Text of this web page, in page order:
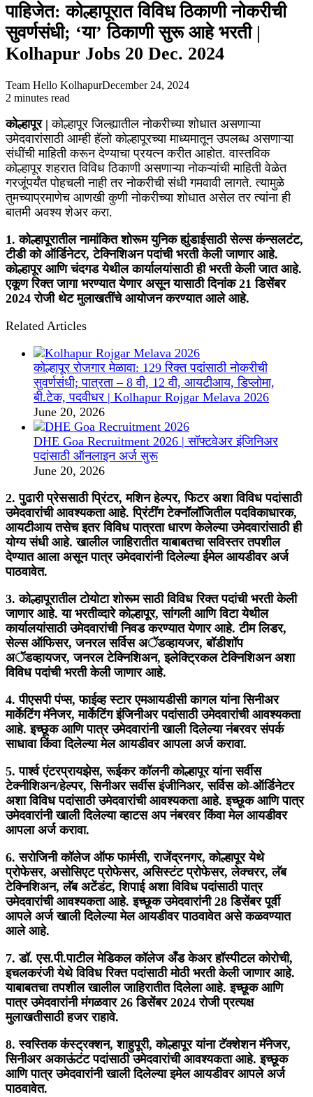
पाहिजेत: कोल्हापूरात विविध ठिकाणी नोकरीची
सुवर्णसंधी; ‘या’ ठिकाणी सुरू आहे भरती |
Kolhapur Jobs 20 Dec. 2024
Team Hello KolhapurDecember 24, 2024
2 minutes read
कोल्हापूर | कोल्हापूर जिल्ह्यातील नोकरीच्या शोधात असणाऱ्या
उमेदवारांसाठी आम्ही हॅलो कोल्हापूरच्या माध्यमातून उपलब्ध असणाऱ्या
संधींची माहिती करून देण्याचा प्रयत्न करीत आहोत. वास्तविक
कोल्हापूर शहरात विविध ठिकाणी असणाऱ्या नोकऱ्यांची माहिती वेळेत
गरजूंपर्यंत पोहचली नाही तर नोकरीची संधी गमवावी लागते. त्यामुळे
तुमच्याप्रमाणेच आणखी कुणी नोकरीच्या शोधात असेल तर त्यांना ही
बातमी अवश्य शेअर करा.
1. कोल्हापूरातील नामांकित शोरूम युनिक ह्युंडाईसाठी सेल्स कंन्सलटंट,
टीडी को ऑर्डिनेटर, टेक्निशिअन पदांची भरती केली जाणार आहे.
कोल्हापूर आणि चंदगड येथील कार्यालयांसाठी ही भरती केली जात आहे.
एकूण रिक्त जागा भरण्यात येणार असून यासाठी दिनांक 21 डिसेंबर
2024 रोजी थेट मुलाखतींचे आयोजन करण्यात आले आहे.
Related Articles
कोल्हापूर रोजगार मेळावा: 129 रिक्त पदांसाठी नोकरीची
सुवर्णसंधी; पात्रता – 8 वी, 12 वी, आयटीआय, डिप्लोमा,
बी.टेक, पदवीधर | Kolhapur Rojgar Melava 2026
June 20, 2026
DHE Goa Recruitment 2026 | सॉफ्टवेअर इंजिनिअर
पदांसाठी ऑनलाइन अर्ज सुरू
June 20, 2026
2. पुढारी प्रेससाठी प्रिंटर, मशिन हेल्पर, फिटर अशा विविध पदांसाठी
उमेदवारांची आवश्यकता आहे. प्रिंटींग टेक्नॉलॉजितील पदविकाधारक,
आयटीआय तसेच इतर विविध पात्रता धारण केलेल्या उमेदवारांसाठी ही
योग्य संधी आहे. खालील जाहिरातीत याबाबतचा सविस्तर तपशील
देण्यात आला असून पात्र उमेदवारांनी दिलेल्या ईमेल आयडीवर अर्ज
पाठवावेत.
3. कोल्हापूरातील टोयोटा शोरूम साठी विविध रिक्त पदांची भरती केली
जाणार आहे. या भरतीव्दारे कोल्हापूर, सांगली आणि विटा येथील
कार्यालयांसाठी उमेदवारांची निवड करण्यात येणार आहे. टीम लिडर,
सेल्स ऑफिसर, जनरल सर्विस अॅडव्हायजर, बॉडीशॉप
अॅडव्हायजर, जनरल टेक्निशिअन, इलेक्ट्रिकल टेक्निशिअन अशा
विविध पदांची भरती केली जाणार आहे.
4. पीएसपी पंप्स, फाईव्ह स्टार एमआयडीसी कागल यांना सिनीअर
मार्केटिंग मॅनेजर, मार्केटिंग इंजिनीअर पदांसाठी उमेदवारांची आवश्यकता
आहे. इच्छूक आणि पात्र उमेदवारांनी खाली दिलेल्या नंबरवर संपर्क
साधावा किंवा दिलेल्या मेल आयडीवर आपला अर्ज करावा.
5. पार्श्व एंटरप्रायझेस, रूईकर कॉलनी कोल्हापूर यांना सर्वीस
टेक्नीशिअन/हेल्पर, सिनीअर सर्वीस इंजीनिअर, सर्विस को-ऑर्डिनेटर
अशा विविध पदांसाठी उमेदवारांची आवश्यकता आहे. इच्छूक आणि पात्र
उमेदवारांनी खाली दिलेल्या व्हाटस अप नंबरवर किंवा मेल आयडीवर
आपला अर्ज करावा.
6. सरोजिनी कॉलेज ऑफ फार्मसी, राजेंद्रनगर, कोल्हापूर येथे
प्रोफेसर, असोसिएट प्रोफेसर, असिस्टंट प्रोफेसर, लेक्चरर, लॅब
टेक्निशिअन, लॅब अटेंडंट, शिपाई अशा विविध पदांसाठी पात्र
उमेदवारांची आवश्यकता आहे. इच्छूक उमेदवारांनी 28 डिसेंबर पूर्वी
आपले अर्ज खाली दिलेल्या मेल आयडीवर पाठवावेत असे कळवण्यात
आले आहे.
7. डॉ. एस.पी.पाटील मेडिकल कॉलेज अँड केअर हॉस्पीटल कोरोची,
इचलकरंजी येथे विविध रिक्त पदांसाठी मोठी भरती केली जाणार आहे.
याबाबतचा तपशील खालील जाहिरातीत दिलेला आहे. इच्छूक आणि
पात्र उमेदवारांनी मंगळवार 26 डिसेंबर 2024 रोजी प्रत्यक्ष
मुलाखतीसाठी हजर राहावे.
8. स्वस्तिक कंस्ट्रक्शन, शाहुपूरी, कोल्हापूर यांना टॅक्शेशन मॅनेजर,
सिनीअर अकाऊंटंट पदांसाठी उमेदवारांची आवश्यकता आहे. इच्छूक
आणि पात्र उमेदवारांनी खाली दिलेल्या इमेल आयडीवर आपले अर्ज
पाठवावेत.